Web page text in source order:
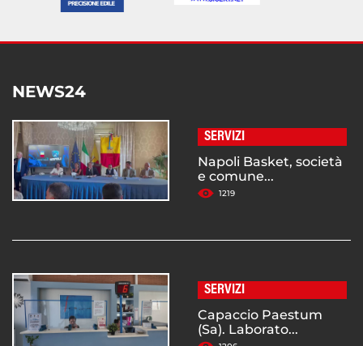
NEWS24
SERVIZI
Napoli Basket, società
e comune...
1219
SERVIZI
Capaccio Paestum
(Sa). Laborato...